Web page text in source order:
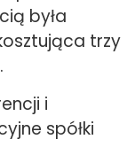
była
trzy
i
spółki